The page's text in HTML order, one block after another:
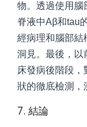
物。透過使用腦
脊液中Aβ和tau
經病理和腦部結
洞見。最後，以
床發病後階段
狀的徹底檢測，
7. 結論